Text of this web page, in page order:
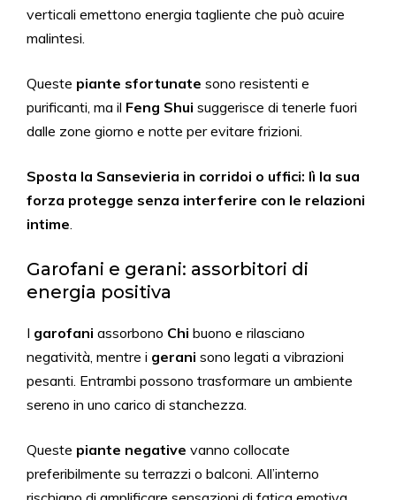
verticali emettono energia tagliente che può acuire
malintesi.
Queste piante sfortunate sono resistenti e
purificanti, ma il Feng Shui suggerisce di tenerle fuori
dalle zone giorno e notte per evitare frizioni.
Sposta la Sansevieria in corridoi o uffici: lì la sua
forza protegge senza interferire con le relazioni
intime.
Garofani e gerani: assorbitori di
energia positiva
I garofani assorbono Chi buono e rilasciano
negatività, mentre i gerani sono legati a vibrazioni
pesanti. Entrambi possono trasformare un ambiente
sereno in uno carico di stanchezza.
Queste piante negative vanno collocate
preferibilmente su terrazzi o balconi. All’interno